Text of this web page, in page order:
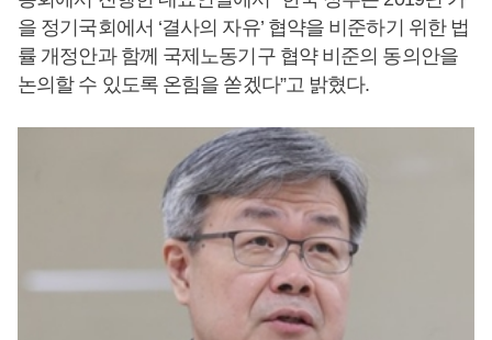
을 정기국회에서 ‘결사의 자유’ 협약을 비준하기 위한 법
률 개정안과 함께 국제노동기구 협약 비준의 동의안을
논의할 수 있도록 온힘을 쏟겠다”고 밝혔다.